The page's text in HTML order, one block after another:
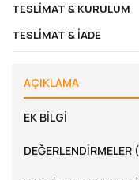
TESLIMAT & KURULUM
TESLIMAT & İADE
AÇIKLAMA
EK BILGI
DEĞERLENDIRMELER